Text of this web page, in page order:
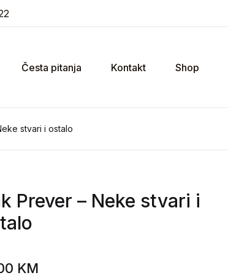
Česta pitanja Kontakt Shop
stvari i ostalo
Prever – Neke stvari i
KM